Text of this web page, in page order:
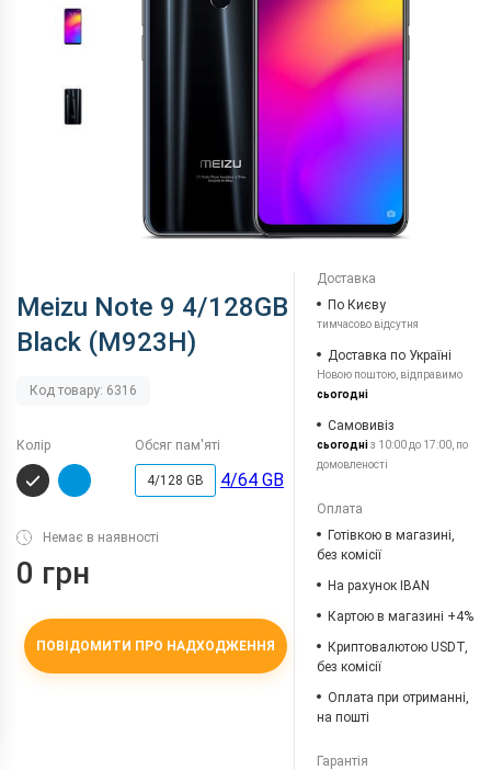
Meizu Note 9 4/128GB
Black (M923H)
Код товару: 6316
Колір Обсяг пам'яті
4/128 GB 4/64 GB
Немає в наявності
0 грн
ПОВІДОМИТИ ПРО НАДХОДЖЕННЯ
Доставка
По Києву
тимчасово відсутня
Доставка по Україні
Новою поштою, відправимо
сьогодні
Самовивіз
сьогодніз 10:00 до 17:00, по
домовленості
Оплата
Готівкою в магазині,
без комісії
На рахунок IBAN
Картою в магазині +4%
Криптовалютою USDT,
без комісії
Оплата при отриманні,
на пошті
Гарантія